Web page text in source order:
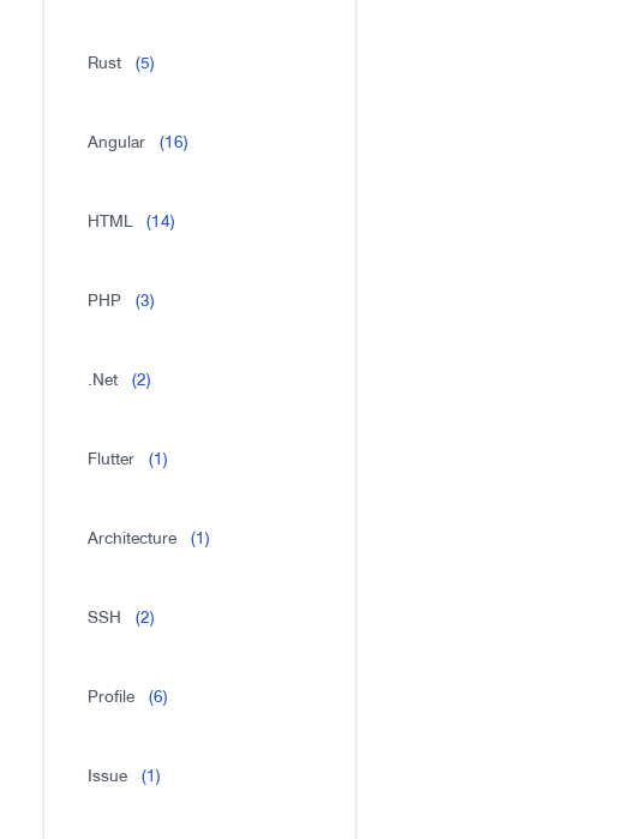
Rust (5)
Angular (16)
HTML (14)
PHP (3)
.Net (2)
Flutter (1)
Architecture (1)
SSH (2)
Profile (6)
Issue (1)